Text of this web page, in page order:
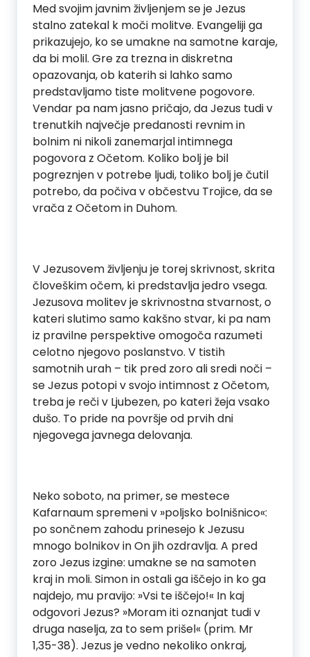
Med svojim javnim življenjem se je Jezus
stalno zatekal k moči molitve. Evangeliji ga
prikazujejo, ko se umakne na samotne karaje,
da bi molil. Gre za trezna in diskretna
opazovanja, ob katerih si lahko samo
predstavljamo tiste molitvene pogovore.
Vendar pa nam jasno pričajo, da Jezus tudi v
trenutkih največje predanosti revnim in
bolnim ni nikoli zanemarjal intimnega
pogovora z Očetom. Koliko bolj je bil
pogreznjen v potrebe ljudi, toliko bolj je čutil
potrebo, da počiva v občestvu Trojice, da se
vrača z Očetom in Duhom.
V Jezusovem življenju je torej skrivnost, skrita
človeškim očem, ki predstavlja jedro vsega.
Jezusova molitev je skrivnostna stvarnost, o
kateri slutimo samo kakšno stvar, ki pa nam
iz pravilne perspektive omogoča razumeti
celotno njegovo poslanstvo. V tistih
samotnih urah – tik pred zoro ali sredi noči –
se Jezus potopi v svojo intimnost z Očetom,
treba je reči v Ljubezen, po kateri žeja vsako
dušo. To pride na površje od prvih dni
njegovega javnega delovanja.
Neko soboto, na primer, se mestece
Kafarnaum spremeni v »poljsko bolnišnico«:
po sončnem zahodu prinesejo k Jezusu
mnogo bolnikov in On jih ozdravlja. A pred
zoro Jezus izgine: umakne se na samoten
kraj in moli. Simon in ostali ga iščejo in ko ga
najdejo, mu pravijo: »Vsi te iščejo!« In kaj
odgovori Jezus? »Moram iti oznanjat tudi v
druga naselja, za to sem prišel« (prim. Mr
1,35-38). Jezus je vedno nekoliko onkraj,